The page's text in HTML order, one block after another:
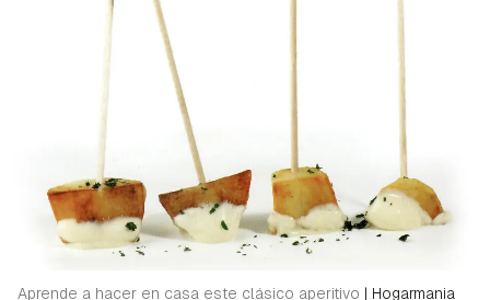
Aprende a hacer en casa este clásico aperitivo | Hogarmania